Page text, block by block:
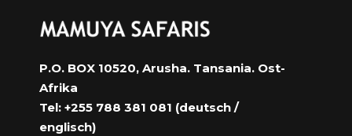
P.O. BOX 10520, Arusha. Tansania. Ost-
Afrika
Tel: +255 788 381 081 (deutsch /
englisch)